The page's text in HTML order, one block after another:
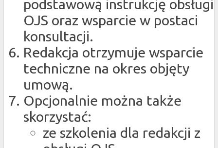
podstawową instrukcję obsługi
OJS oraz wsparcie w postaci
konsultacji.
Redakcja otrzymuje wsparcie
techniczne na okres objęty
umową.
Opcjonalnie można także
skorzystać:
ze szkolenia dla redakcji z